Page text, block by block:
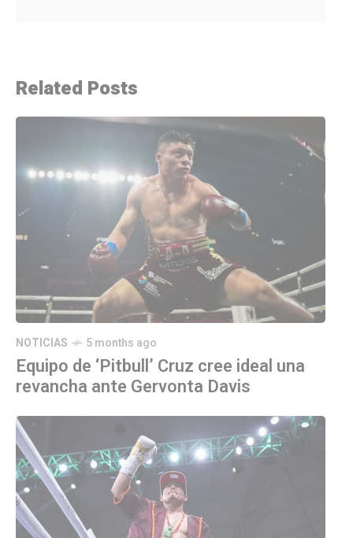
Related Posts
NOTICIAS 5 months ago
Equipo de ‘Pitbull’ Cruz cree ideal una
revancha ante Gervonta Davis